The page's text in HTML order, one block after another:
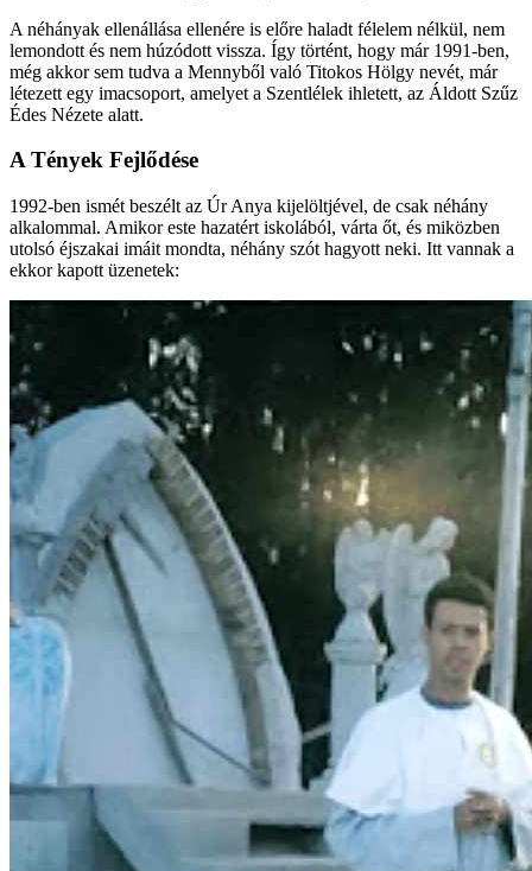
A néhányak ellenállása ellenére is előre haladt félelem nélkül, nem
lemondott és nem húzódott vissza. Így történt, hogy már 1991-ben,
még akkor sem tudva a Mennyből való Titokos Hölgy nevét, már
létezett egy imacsoport, amelyet a Szentlélek ihletett, az Áldott Szűz
Édes Nézete alatt.
A Tények Fejlődése
1992-ben ismét beszélt az Úr Anya kijelöltjével, de csak néhány
alkalommal. Amikor este hazatért iskolából, várta őt, és miközben
utolsó éjszakai imáit mondta, néhány szót hagyott neki. Itt vannak a
ekkor kapott üzenetek: